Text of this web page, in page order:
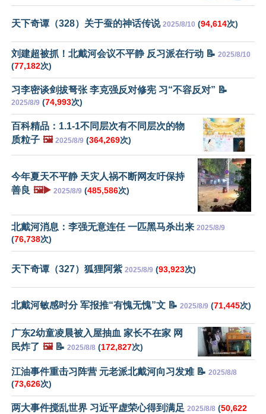
天下奇谭（328）关于蚕的神话传说 2025/8/10 (94,614次)
刘建超被抓！北戴河会议不平静 反习派在行动 📝 2025/8/10
(77,182次)
习李密谈剑拔弩张 李克强反对修宪 习“不容反对” 📝
2025/8/9 (74,993次)
百科精品：1.1-1不同层次有不同层次的物
质粒子 🖼️ 2025/8/9 (364,269次)
今年夏天不平静 天灾人祸不断网友吁保持
善良 🖼️▶️ 2025/8/9 (485,586次)
北戴河消息：李强无意连任 一匹黑马杀出来 2025/8/9
(76,738次)
天下奇谭（327）狐狸阿紫 2025/8/9 (93,923次)
北戴河敏感时分 军报推“有愧无愧”文 📝 2025/8/9 (71,445次)
广东2幼童凌晨被入屋抽血 家长不在家 网
民炸了 🖼️📝 2025/8/8 (172,827次)
江油事件重击习阵营 元老派北戴河向习发难 📝 2025/8/8
(73,626次)
两大事件搅乱世界 习近平虚荣心得到满足 2025/8/8 (50,622